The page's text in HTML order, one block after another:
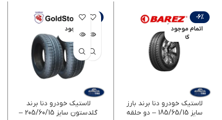
-6%
اتمام موجود
ی
لاستیک خودرو دنا برند بارز
سایز 185/65/15 – دو حلقه
-21%
اتمام موجود
ی
لاستیک خودرو دنا برند
گلدستون سایز 205/60/15 –